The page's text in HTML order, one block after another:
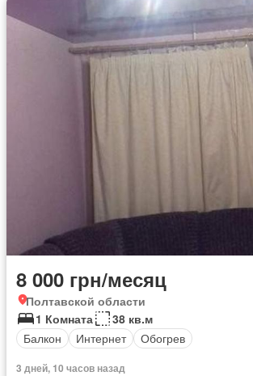
8 000 грн/месяц
Полтавской области
1 Комната
38 кв.м
Балкон
Интернет Обогрев
3 дней, 10 часов назад